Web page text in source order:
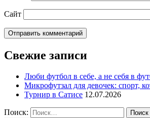
Сайт
Свежие записи
Люби футбол в себе, а не себя в
Микрофутзал для девочек: спорт,
Турнир в Сатисе 12.07.2026
Поиск: